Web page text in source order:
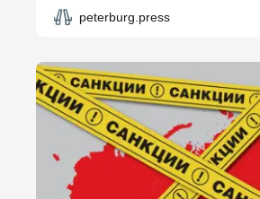
peterburg.press